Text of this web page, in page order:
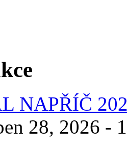
NAPŘÍČ
28, 2026 -